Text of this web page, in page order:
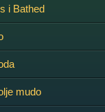
i Bathed
mudo